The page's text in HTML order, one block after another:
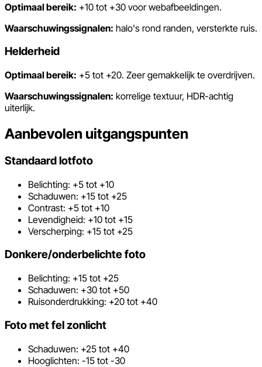
Optimaal bereik: +10 tot +30 voor webafbeeldingen.
Waarschuwingssignalen: halo's rond randen, versterkte ruis.
Helderheid
Optimaal bereik: +5 tot +20. Zeer gemakkelijk te overdrijven.
Waarschuwingssignalen: korrelige textuur, HDR-achtig
uiterlijk.
Aanbevolen uitgangspunten
Standaard lotfoto
Belichting: +5 tot +10
Schaduwen: +15 tot +25
Contrast: +5 tot +10
Levendigheid: +10 tot +15
Verscherping: +15 tot +25
Donkere/onderbelichte foto
Belichting: +15 tot +25
Schaduwen: +30 tot +50
Ruisonderdrukking: +20 tot +40
Foto met fel zonlicht
Schaduwen: +25 tot +40
Hooglichten: -15 tot -30